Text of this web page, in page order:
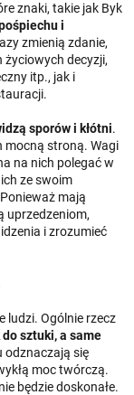
znaki, takie jak Byk
i
zmienią zdanie,
decyzji,
itp., jak i
sporów i kłótni.
mocną stroną. Wagi
na nich polegać w
ze swoim
mają
uprzedzeniom,
i zrozumieć
ludzi. Ogólnie rzecz
sztuki, a same
odznaczają się
moc twórczą.
będzie doskonałe.